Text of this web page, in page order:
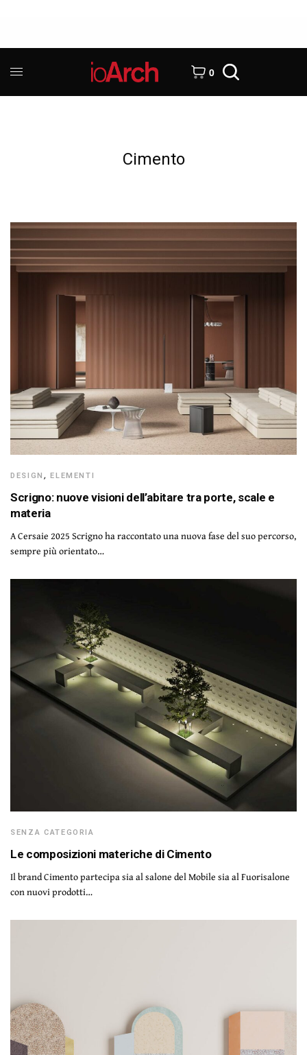
0
Cimento
DESIGN ,ELEMENTI
Scrigno: nuove visioni dell’abitare tra porte, scale e
materia
A Cersaie 2025 Scrigno ha raccontato una nuova fase del suo percorso,
sempre più orientato…
SENZA CATEGORIA
Le composizioni materiche di Cimento
Il brand Cimento partecipa sia al salone del Mobile sia al Fuorisalone
con nuovi prodotti…